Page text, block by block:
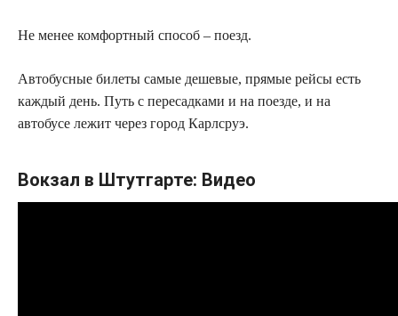
Не менее комфортный способ – поезд.
Автобусные билеты самые дешевые, прямые рейсы есть
каждый день. Путь с пересадками и на поезде, и на
автобусе лежит через город Карлсруэ.
Вокзал в Штутгарте: Видео